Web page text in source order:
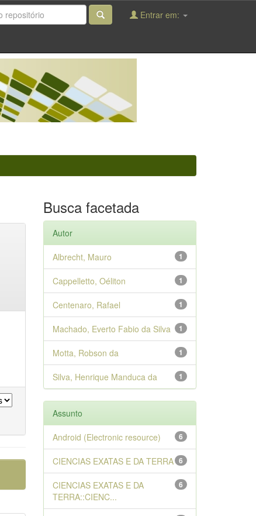
Entrar em:
Busca facetada
Autor
1
Albrecht, Mauro
1
Cappelletto, Oéliton
1
Centenaro, Rafael
1
Machado, Everto Fabio da Silva
1
Motta, Robson da
1
Silva, Henrique Manduca da
Assunto
6
Android (Electronic resource)
6
CIENCIAS EXATAS E DA TERRA
6
CIENCIAS EXATAS E DA
TERRA::CIENC...